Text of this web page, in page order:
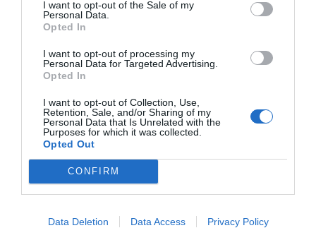
I want to opt-out of the Sale of my
Personal Data.
Opted In
I want to opt-out of processing my
Personal Data for Targeted Advertising.
Opted In
I want to opt-out of Collection, Use,
Retention, Sale, and/or Sharing of my
Personal Data that Is Unrelated with the
Purposes for which it was collected.
Opted Out
CONFIRM
Data Deletion Data Access Privacy Policy
kyckling och ett med risblandningen som
Bred resten av avokadofyllningen på ett bröd
Garnera med körsbärstomater, riven ost, färsk
koriander, paprika och några bitar grön jalapeño
(obs den är mycket stark - inget för barn).